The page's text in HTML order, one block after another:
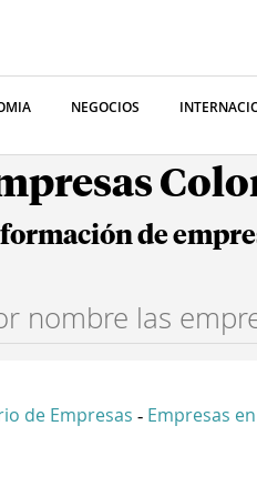
NEGOCIOS
de
de Empresas - Empresas en